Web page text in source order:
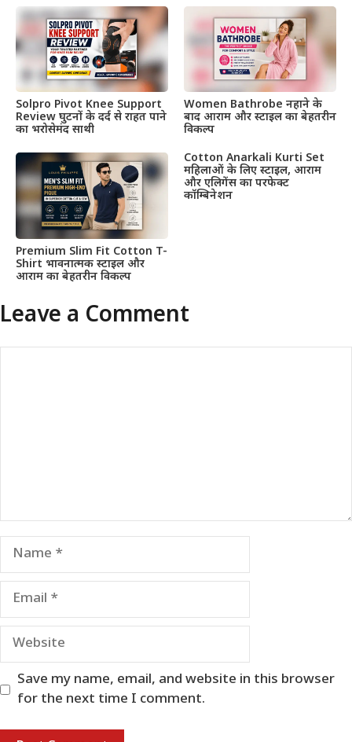
Solpro Pivot Knee Support
Review घुटनों के दर्द से राहत पाने
का भरोसेमंद साथी
Women Bathrobe नहाने के
बाद आराम और स्टाइल का बेहतरीन
विकल्प
Premium Slim Fit Cotton T-
Shirt भावनात्मक स्टाइल और
आराम का बेहतरीन विकल्प
Cotton Anarkali Kurti Set
महिलाओं के लिए स्टाइल, आराम
और एलिगेंस का परफेक्ट
कॉम्बिनेशन
Leave a Comment
Name
Email
Website
Save my name, email, and website in this browser
for the next time I comment.